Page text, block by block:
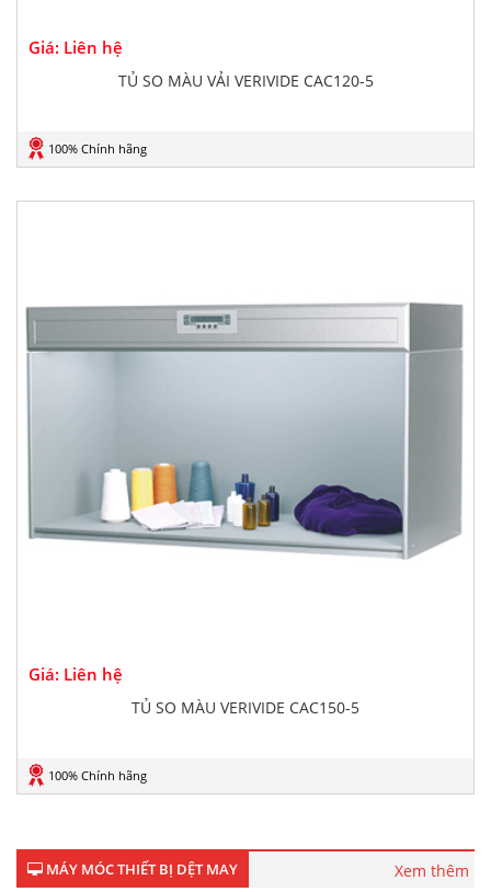
Giá: Liên hệ
TỦ SO MÀU VẢI VERIVIDE CAC120-5
100% Chính hãng
Giá: Liên hệ
TỦ SO MÀU VERIVIDE CAC150-5
100% Chính hãng
MÁY MÓC THIẾT BỊ DỆT MAY Xem thêm